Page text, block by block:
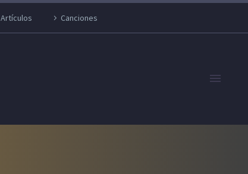
Artículos Canciones